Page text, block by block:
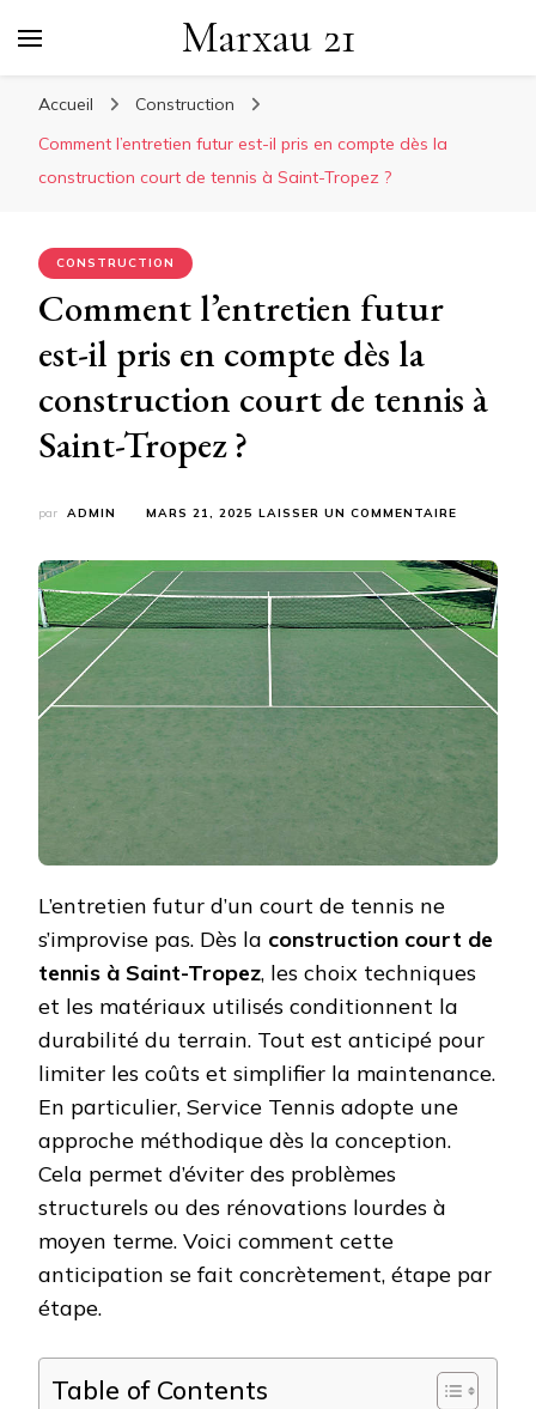
Marxau 21
Accueil
Construction
Comment l’entretien futur est-il pris en compte dès la
construction court de tennis à Saint-Tropez ?
CONSTRUCTION
Comment l’entretien futur
est-il pris en compte dès la
construction court de tennis à
Saint-Tropez ?
par ADMIN MARS 21, 2025 LAISSER UN COMMENTAIRE
FUTUR
EST-
IL
PRIS
EN
COMPTE
DÈS
COURT
DE
SAINT-
L’entretien futur d’un court de tennis ne
s’improvise pas. Dès la construction court de
tennis à Saint-Tropez, les choix techniques
et les matériaux utilisés conditionnent la
durabilité du terrain. Tout est anticipé pour
limiter les coûts et simplifier la maintenance.
En particulier, Service Tennis adopte une
approche méthodique dès la conception.
Cela permet d’éviter des problèmes
structurels ou des rénovations lourdes à
moyen terme. Voici comment cette
anticipation se fait concrètement, étape par
étape.
Table of Contents